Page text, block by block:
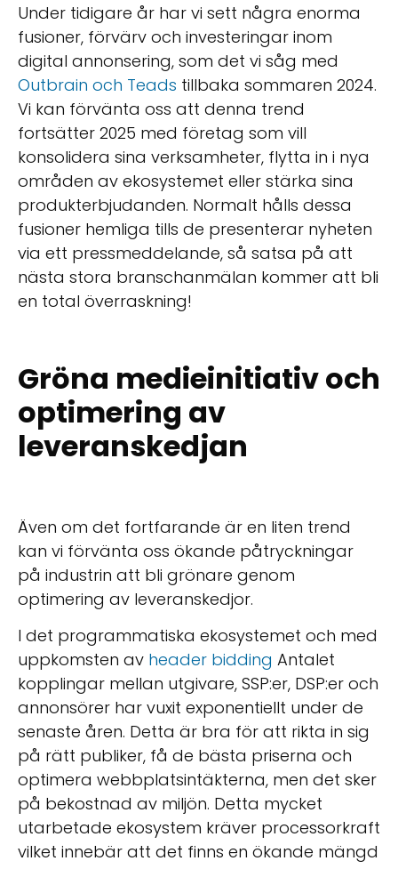
Under tidigare år har vi sett några enorma
fusioner, förvärv och investeringar inom
digital annonsering, som det vi såg med
Outbrain och Teads tillbaka sommaren 2024.
Vi kan förvänta oss att denna trend
fortsätter 2025 med företag som vill
konsolidera sina verksamheter, flytta in i nya
områden av ekosystemet eller stärka sina
produkterbjudanden. Normalt hålls dessa
fusioner hemliga tills de presenterar nyheten
via ett pressmeddelande, så satsa på att
nästa stora branschanmälan kommer att bli
en total överraskning!
Gröna medieinitiativ och
optimering av
leveranskedjan
Även om det fortfarande är en liten trend
kan vi förvänta oss ökande påtryckningar
på industrin att bli grönare genom
optimering av leveranskedjor.
I det programmatiska ekosystemet och med
uppkomsten av header bidding Antalet
kopplingar mellan utgivare, SSP:er, DSP:er och
annonsörer har vuxit exponentiellt under de
senaste åren. Detta är bra för att rikta in sig
på rätt publiker, få de bästa priserna och
optimera webbplatsintäkterna, men det sker
på bekostnad av miljön. Detta mycket
utarbetade ekosystem kräver processorkraft
vilket innebär att det finns en ökande mängd